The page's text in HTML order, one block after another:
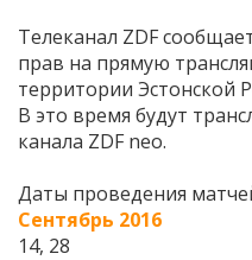
Телеканал ZDF
прав на прямую
территории Эстонской
В это время будут
канала ZDF neo.
Даты проведения
Сентябрь 2016
14, 28